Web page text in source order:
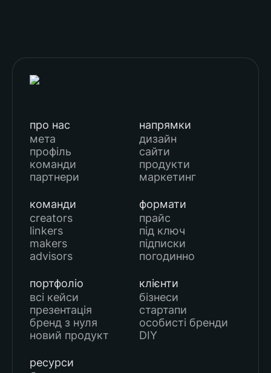
про нас
мета
профіль
команди
партнери
напрямки
дизайн
сайти
продукти
маркетинг
команди
creators
linkers
makers
advisors
формати
прайс
під ключ
підписки
погодинно
портфоліо
всі кейси
презентація
бренд з нуля
новий продукт
клієнти
бізнеси
стартапи
особисті бренди
DIY
ресурси